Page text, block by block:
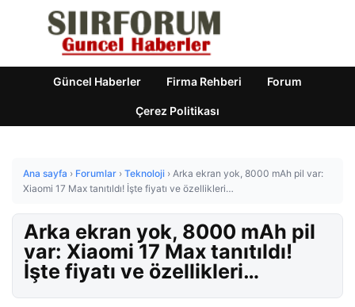
Güncel Haberler Firma Rehberi Forum
Çerez Politikası
Ana sayfa › Forumlar › Teknoloji › Arka ekran yok, 8000 mAh pil var:
Xiaomi 17 Max tanıtıldı! İşte fiyatı ve özellikleri…
Arka ekran yok, 8000 mAh pil
var: Xiaomi 17 Max tanıtıldı!
İşte fiyatı ve özellikleri…